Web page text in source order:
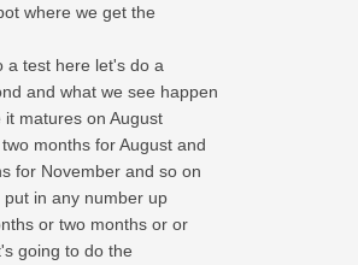
where we get the
a test here let's do a
and what we see happen
it matures on August
months for August and
for November and so on
put in any number up
or two months or or
going to do the